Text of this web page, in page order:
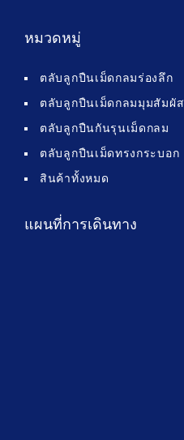
หมวดหมู่
ตลับลูกปืนเม็ดกลมร่องลึก
ตลับลูกปืนเม็ดกลมมุมสัมผัส
ตลับลูกปืนกันรุนเม็ดกลม
ตลับลูกปืนเม็ดทรงกระบอก
สินค้าทั้งหมด
แผนที่การเดินทาง